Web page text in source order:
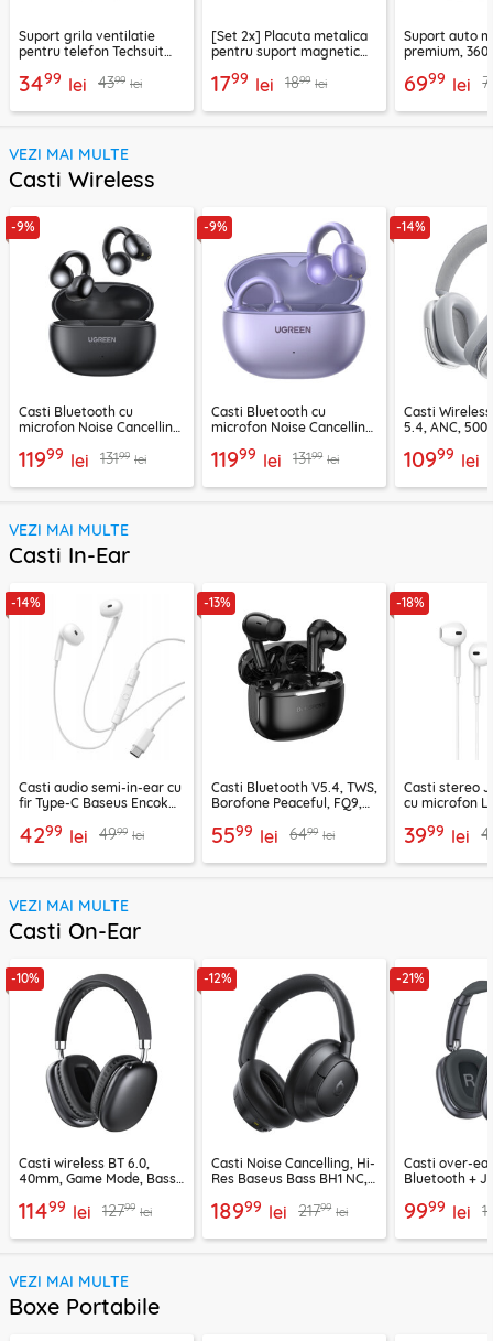
Suport grila ventilatie
pentru telefon Techsuit
3499 lei 4399 lei
[Set 2x] Placuta metalica
pentru suport magnetic
negru
1799 lei 1899 lei
Suport auto
premium,
6999 lei
VEZI MAI MULTE
Casti Wireless
-9%
Casti Bluetooth cu
microfon Noise Cancelling
11999 lei 13199 lei
-9%
Casti Bluetooth cu
microfon Noise Cancelling
11999 lei 13199 lei
-14%
Casti
5.4, ANC,
10999 lei
VEZI MAI MULTE
Casti In-Ear
-14%
Casti audio semi-in-ear cu
fir Type-C Baseus Encok
4299 lei 4999 lei
-13%
Casti Bluetooth V5.4, TWS,
Borofone Peaceful, FQ9,
5599 lei 6499 lei
-18%
Casti stereo
cu microfon
3999 lei
VEZI MAI MULTE
Casti On-Ear
-10%
Casti wireless BT 6.0,
40mm, Game Mode, Bass
11499 lei 12799 lei
-12%
Casti Noise Cancelling, Hi-
Res Baseus Bass BH1 NC,
18999 lei 21799 lei
-21%
Casti over-
Bluetooth +
9999 lei
VEZI MAI MULTE
Boxe Portabile